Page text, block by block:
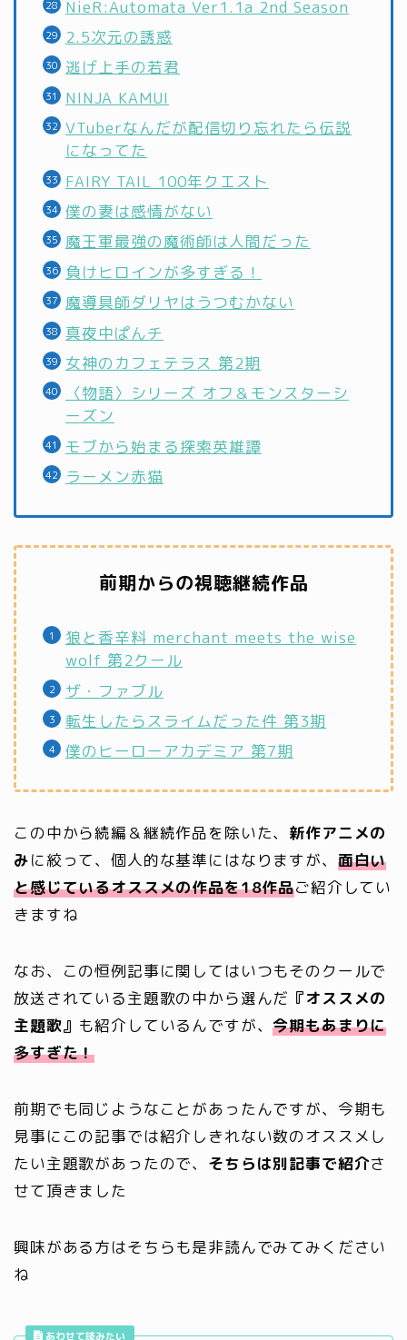
NieR:Automata Ver1.1a 2nd Season
2.5次元の誘惑
逃げ上手の若君
NINJA KAMUI
VTuberなんだが配信切り忘れたら伝説
になってた
FAIRY TAIL 100年クエスト
僕の妻は感情がない
魔王軍最強の魔術師は人間だった
負けヒロインが多すぎる！
魔導具師ダリヤはうつむかない
真夜中ぱんチ
女神のカフェテラス 第2期
〈物語〉シリーズ オフ＆モンスターシ
ーズン
モブから始まる探索英雄譚
ラーメン赤猫
前期からの視聴継続作品
狼と香辛料 merchant meets the wise
wolf 第2クール
ザ・ファブル
転生したらスライムだった件 第3期
僕のヒーローアカデミア 第7期
この中から続編＆継続作品を除いた、 新作アニメの
みに絞って、個人的な基準にはなりますが、 面白い
と感じているオススメの作品を18作品ご紹介してい
きますね
なお、この恒例記事に関してはいつもそのクールで
放送されている主題歌の中から選んだ 『オススメの
主題歌』 も紹介しているんですが、今期もあまりに
多すぎた！
前期でも同じようなことがあったんですが、今期も
見事にこの記事では紹介しきれない数のオススメし
たい主題歌があったので、 そちらは別記事で紹介さ
せて頂きました
興味がある方はそちらも是非読んでみてみください
ね